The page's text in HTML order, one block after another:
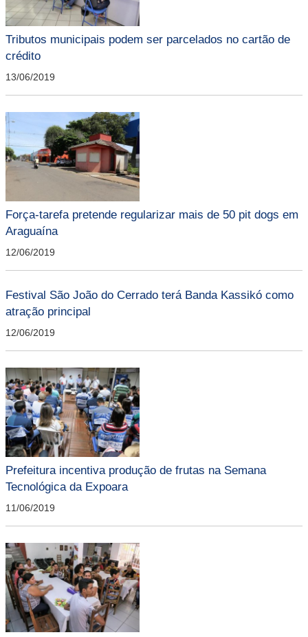
Tributos municipais podem ser parcelados no cartão de
crédito
13/06/2019
Força-tarefa pretende regularizar mais de 50 pit dogs em
Araguaína
12/06/2019
Festival São João do Cerrado terá Banda Kassikó como
atração principal
12/06/2019
Prefeitura incentiva produção de frutas na Semana
Tecnológica da Expoara
11/06/2019